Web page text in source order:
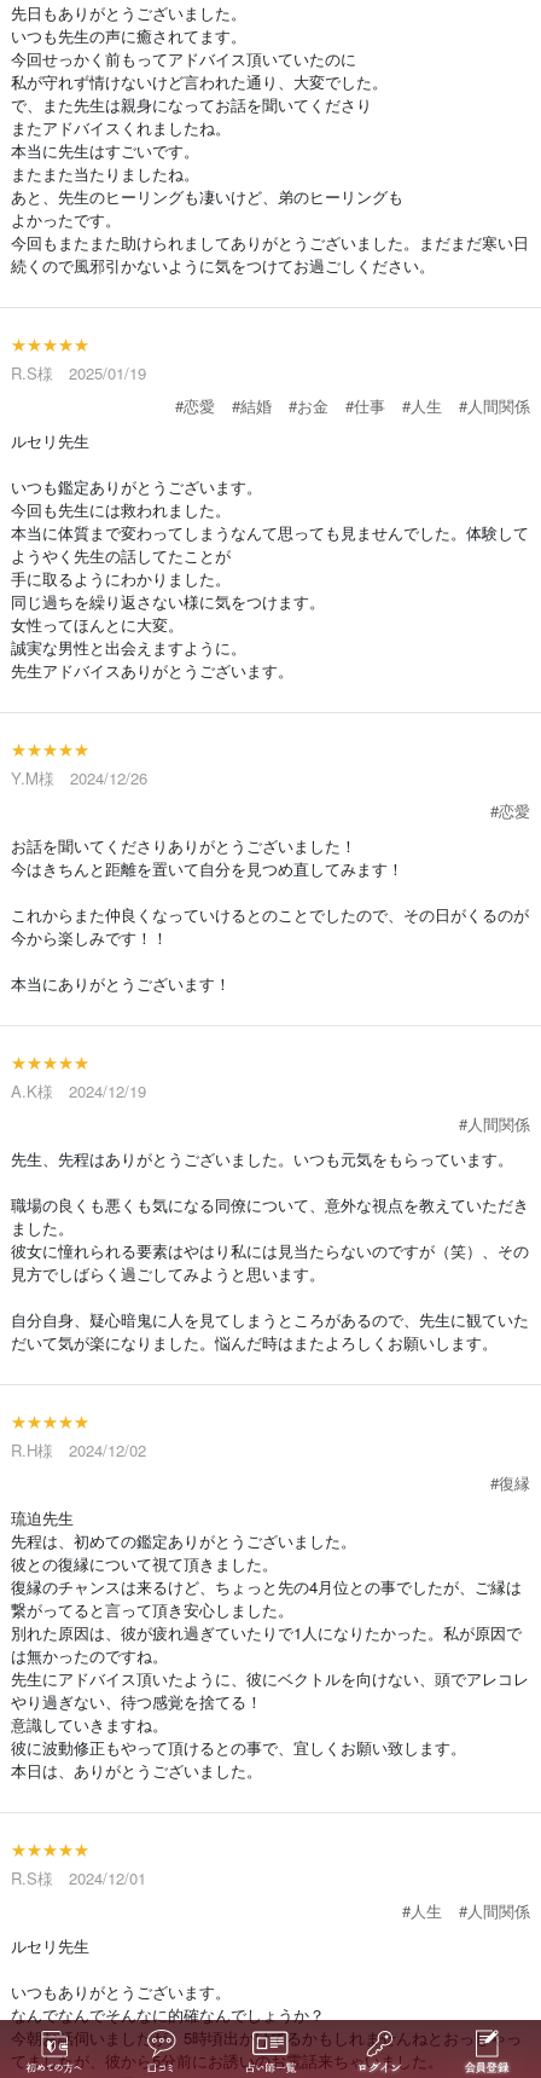
先日もありがとうございました。
いつも先生の声に癒されてます。
今回せっかく前もってアドバイス頂いていたのに
私が守れず情けないけど言われた通り、大変でした。
で、また先生は親身になってお話を聞いてくださり
またアドバイスくれましたね。
本当に先生はすごいです。
またまた当たりましたね。
あと、先生のヒーリングも凄いけど、弟のヒーリングも
よかったです。
今回もまたまた助けられましてありがとうございました。まだまだ寒い日
続くので風邪引かないように気をつけてお過ごしください。
★★★★★
R.S様 2025/01/19
#恋愛
#結婚 #お金 #仕事 #人生
#人間関係
ルセリ先生
いつも鑑定ありがとうございます。
今回も先生には救われました。
本当に体質まで変わってしまうなんて思っても見ませんでした。体験して
ようやく先生の話してたことが
手に取るようにわかりました。
同じ過ちを繰り返さない様に気をつけます。
女性ってほんとに大変。
誠実な男性と出会えますように。
先生アドバイスありがとうございます。
★★★★★
Y.M様 2024/12/26
#恋愛
お話を聞いてくださりありがとうございました！
今はきちんと距離を置いて自分を見つめ直してみます！
これからまた仲良くなっていけるとのことでしたので、その日がくるのが
今から楽しみです！！
本当にありがとうございます！
★★★★★
A.K様 2024/12/19
#人間関係
先生、先程はありがとうございました。いつも元気をもらっています。
職場の良くも悪くも気になる同僚について、意外な視点を教えていただき
ました。
彼女に憧れられる要素はやはり私には見当たらないのですが（笑）、その
見方でしばらく過ごしてみようと思います。
自分自身、疑心暗鬼に人を見てしまうところがあるので、先生に観ていた
だいて気が楽になりました。悩んだ時はまたよろしくお願いします。
★★★★★
R.H様 2024/12/02
#復縁
琉迫先生
先程は、初めての鑑定ありがとうございました。
彼との復縁について視て頂きました。
復縁のチャンスは来るけど、ちょっと先の4月位との事でしたが、ご縁は
繋がってると言って頂き安心しました。
別れた原因は、彼が疲れ過ぎていたりで1人になりたかった。私が原因で
は無かったのですね。
先生にアドバイス頂いたように、彼にベクトルを向けない、頭でアレコレ
やり過ぎない、待つ感覚を捨てる！
意識していきますね。
彼に波動修正もやって頂けるとの事で、宜しくお願い致します。
本日は、ありがとうございました。
★★★★★
R.S様 2024/12/01
#人生
#人間関係
ルセリ先生
いつもありがとうございます。
なんでなんでそんなに的確なんでしょうか？
今朝お話伺いましたが、5時頃出かけてるかもしれませんねとおっしゃっ
てましたが、彼から5分前にお誘いのお電話来ちゃいました。